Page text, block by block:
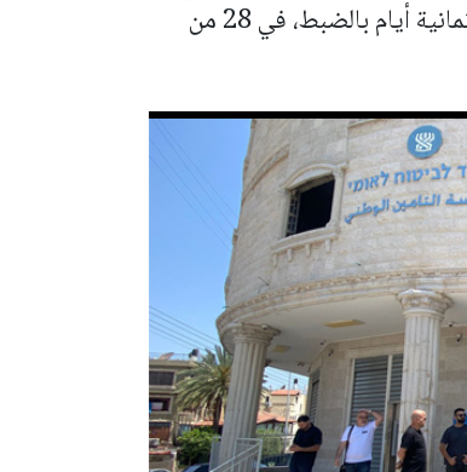
أنحاء البلاد لاستلام دفعة المدفوعات الشهرية. بعد ثمانية أيام بالضبط، في 28 من